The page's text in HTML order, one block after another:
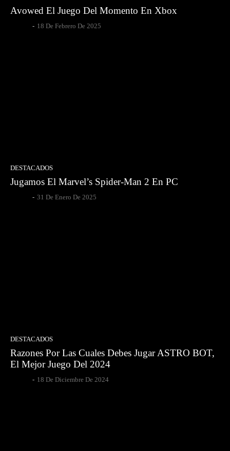
Avowed El Juego Del Momento En Xbox
- 18 De Febrero De 2025
DESTACADOS
Jugamos El Marvel’s Spider-Man 2 En PC
- 31 De Enero De 2025
DESTACADOS
Razones Por Las Cuales Debes Jugar ASTRO BOT,
El Mejor Juego Del 2024
- 18 De Diciembre De 2024